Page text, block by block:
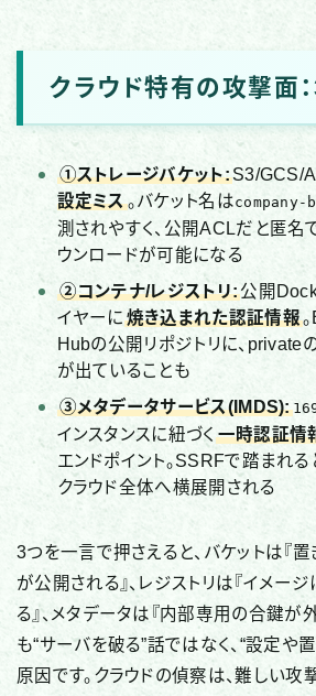
クラウド特有の攻撃面
①ストレージバケット:S3/GCS/
設定ミス。バケット名はcompany-
測されやすく、公開ACLだと匿名
ウンロードが可能になる
②コンテナ/レジストリ:公開
イヤーに 焼き込まれた認証情報
Hubの公開リポジトリに、private
が出ていることも
③メタデータサービス(IMDS):
インスタンスに紐づく 一時認証情
エンドポイント。SSRFで踏まれる
クラウド全体へ横展開される
3つを一言で押さえると、バケットは『
が公開される』、レジストリは『イメー
る』、メタデータは『内部専用の合鍵が
も“サーバを破る”話ではなく、“設定や
原因です。クラウドの偵察は、難しい攻